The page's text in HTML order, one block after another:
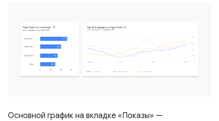
Основной график на вкладке «Показы» —